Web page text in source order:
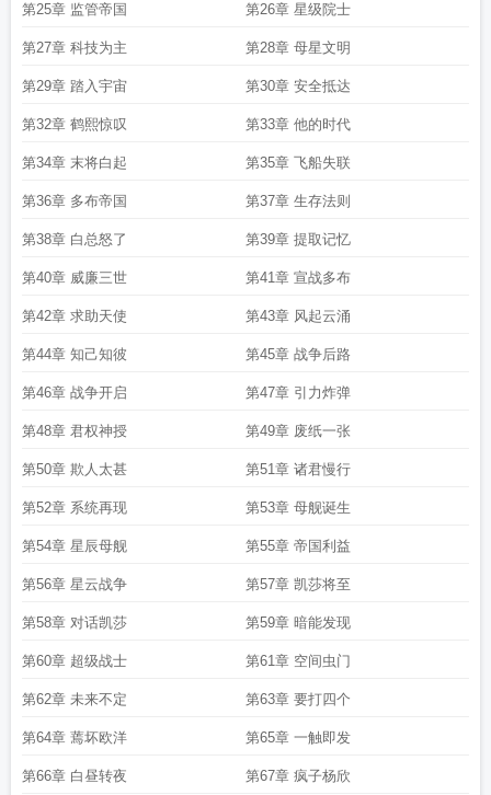
第25章 监管帝国 第26章 星级院士
第27章 科技为主 第28章 母星文明
第29章 踏入宇宙 第30章 安全抵达
第32章 鹤熙惊叹 第33章 他的时代
第34章 末将白起 第35章 飞船失联
第36章 多布帝国 第37章 生存法则
第38章 白总怒了 第39章 提取记忆
第40章 威廉三世 第41章 宣战多布
第42章 求助天使 第43章 风起云涌
第44章 知己知彼 第45章 战争后路
第46章 战争开启 第47章 引力炸弹
第48章 君权神授 第49章 废纸一张
第50章 欺人太甚 第51章 诸君慢行
第52章 系统再现 第53章 母舰诞生
第54章 星辰母舰 第55章 帝国利益
第56章 星云战争 第57章 凯莎将至
第58章 对话凯莎 第59章 暗能发现
第60章 超级战士 第61章 空间虫门
第62章 未来不定 第63章 要打四个
第64章 蔫坏欧洋 第65章 一触即发
第66章 白昼转夜 第67章 疯子杨欣